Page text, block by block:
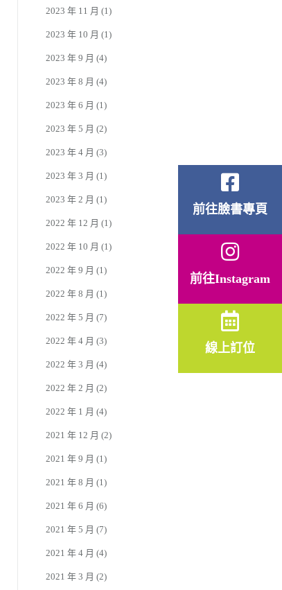
2023 年 11 月 (1)
2023 年 10 月 (1)
2023 年 9 月 (4)
2023 年 8 月 (4)
2023 年 6 月 (1)
2023 年 5 月 (2)
2023 年 4 月 (3)
2023 年 3 月 (1)
2023 年 2 月 (1)
2022 年 12 月 (1)
2022 年 10 月 (1)
2022 年 9 月 (1)
2022 年 8 月 (1)
2022 年 5 月 (7)
2022 年 4 月 (3)
2022 年 3 月 (4)
2022 年 2 月 (2)
2022 年 1 月 (4)
2021 年 12 月 (2)
2021 年 9 月 (1)
2021 年 8 月 (1)
2021 年 6 月 (6)
2021 年 5 月 (7)
2021 年 4 月 (4)
2021 年 3 月 (2)
前往臉書專頁
前往Instagram
線上訂位